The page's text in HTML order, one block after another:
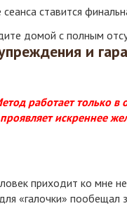
сеанса ставится
домой с полным
и
работает только в
проявляет искреннее
приходит ко мне
«галочки» пообещал